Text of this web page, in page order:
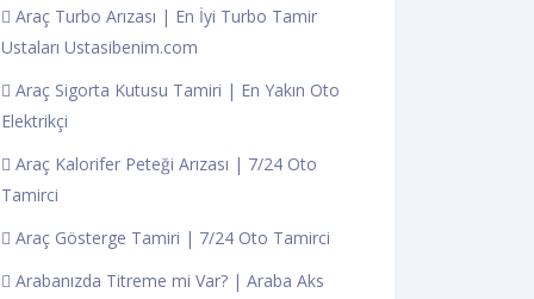
Araç Turbo Arızası | En İyi Turbo Tamir
Ustaları Ustasibenim.com
Araç Sigorta Kutusu Tamiri | En Yakın Oto
Elektrikçi
Araç Kalorifer Peteği Arızası | 7/24 Oto
Tamirci
Araç Gösterge Tamiri | 7/24 Oto Tamirci
Arabanızda Titreme mi Var? | Araba Aks